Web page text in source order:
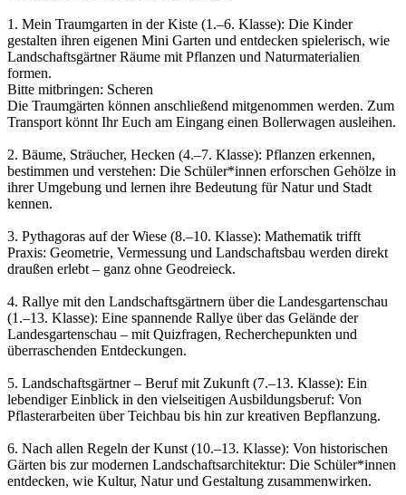
1. Mein Traumgarten in der Kiste (1.–6. Klasse): Die Kinder
gestalten ihren eigenen Mini Garten und entdecken spielerisch, wie
Landschaftsgärtner Räume mit Pflanzen und Naturmaterialien
formen.
Bitte mitbringen: Scheren
Die Traumgärten können anschließend mitgenommen werden. Zum
Transport könnt Ihr Euch am Eingang einen Bollerwagen ausleihen.
2. Bäume, Sträucher, Hecken (4.–7. Klasse): Pflanzen erkennen,
bestimmen und verstehen: Die Schüler*innen erforschen Gehölze in
ihrer Umgebung und lernen ihre Bedeutung für Natur und Stadt
kennen.
3. Pythagoras auf der Wiese (8.–10. Klasse): Mathematik trifft
Praxis: Geometrie, Vermessung und Landschaftsbau werden direkt
draußen erlebt – ganz ohne Geodreieck.
4. Rallye mit den Landschaftsgärtnern über die Landesgartenschau
(1.–13. Klasse): Eine spannende Rallye über das Gelände der
Landesgartenschau – mit Quizfragen, Recherchepunkten und
überraschenden Entdeckungen.
5. Landschaftsgärtner – Beruf mit Zukunft (7.–13. Klasse): Ein
lebendiger Einblick in den vielseitigen Ausbildungsberuf: Von
Pflasterarbeiten über Teichbau bis hin zur kreativen Bepflanzung.
6. Nach allen Regeln der Kunst (10.–13. Klasse): Von historischen
Gärten bis zur modernen Landschaftsarchitektur: Die Schüler*innen
entdecken, wie Kultur, Natur und Gestaltung zusammenwirken.